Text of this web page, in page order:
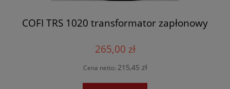
COFI TRS 1020 transformator zapłonowy
265,00 zł
Cena netto: 215,45 zł